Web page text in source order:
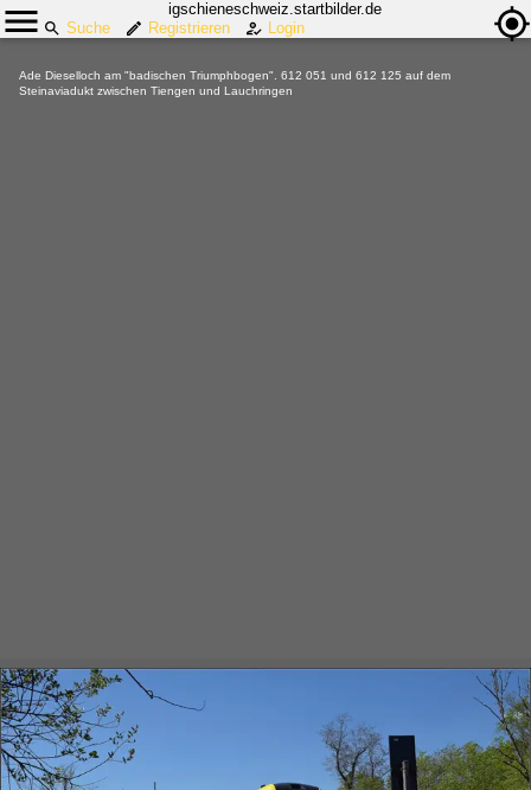
igschieneschweiz.startbilder.de
Suche
Registrieren Login
Ade Dieselloch am "badischen Triumphbogen". 612 051 und 612 125 auf dem
Steinaviadukt zwischen Tiengen und Lauchringen